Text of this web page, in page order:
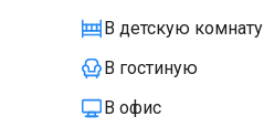
В детскую комнату
В гостиную
В офис